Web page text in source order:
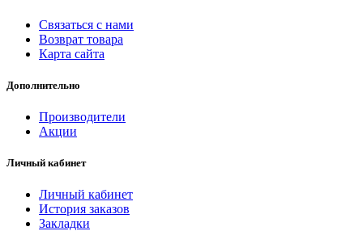
Связаться с нами
Возврат товара
Карта сайта
Дополнительно
Производители
Акции
Личный кабинет
Личный кабинет
История заказов
Закладки